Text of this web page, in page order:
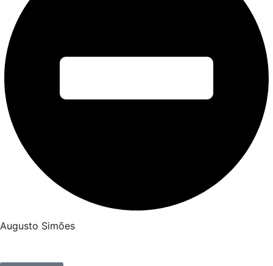
Augusto Simões